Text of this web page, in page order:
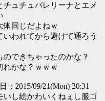
ュチュバレリーナとエメ
体同じだよねｗ
われてから避けて通ろう
できちゃったのかな？
れかな？ｗｗｗ
：2015/09/21(Mon) 20:31
いし絵かわいくねぇし服ゴ